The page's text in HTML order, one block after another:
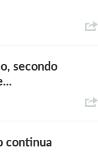
secondo
continua